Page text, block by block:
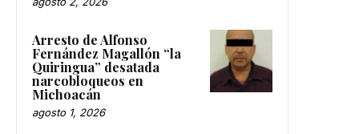
Arresto de Alfonso
Fernández Magallón “la
Quiringua” desatada
narcobloqueos en
Michoacán
agosto 1, 2026